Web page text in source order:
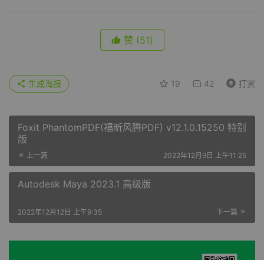
赞 (51)
19 42 打赏
生成海报
Foxit PhantomPDF(福昕风腾PDF) v12.1.0.15250 特别
版
上一篇 2022年12月9日 上午11:25
Autodesk Maya 2023.1 高级版
下一篇
2022年12月12日 上午9:35